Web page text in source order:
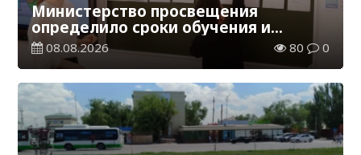
Министерство просвещения
определило сроки обучения и
каникул на 2026-2027 учебный год
08.08.2026 80 0